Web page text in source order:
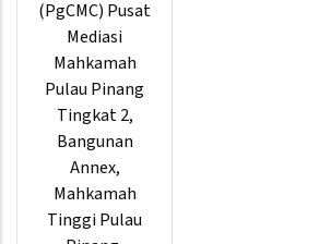
(PgCMC) Pusat
Mediasi
Mahkamah
Pulau Pinang
Tingkat 2,
Bangunan
Annex,
Mahkamah
Tinggi Pulau